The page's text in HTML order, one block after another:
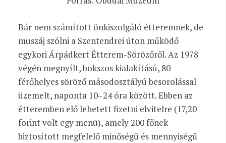
Bár nem számított önkiszolgáló étteremnek, de
muszáj szólni a Szentendrei úton működő
egykori Árpádkert Étterem-Sörözőről. Az 1978
végén megnyílt, bokszos kialakítású, 80
férőhelyes söröző másodosztályú besorolással
üzemelt, naponta 10–24 óra között. Ebben az
étteremben elő lehetett fizetni elvitelre (17,20
forint volt egy menü), amely 200 főnek
biztosított megfelelő minőségű és mennyiségű